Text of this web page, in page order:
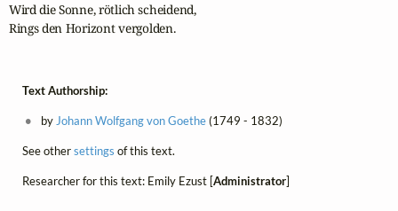
Wird die Sonne, rötlich scheidend,
Rings den Horizont vergolden.
Text Authorship:
by Johann Wolfgang von Goethe(1749 - 1832)
See othersettings of this text.
Researcher for this text: Emily Ezust [Administrator]